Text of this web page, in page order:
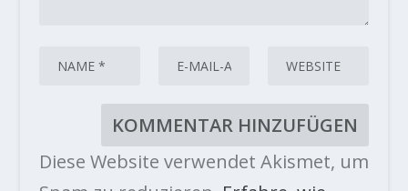
Diese Website verwendet Akismet, um